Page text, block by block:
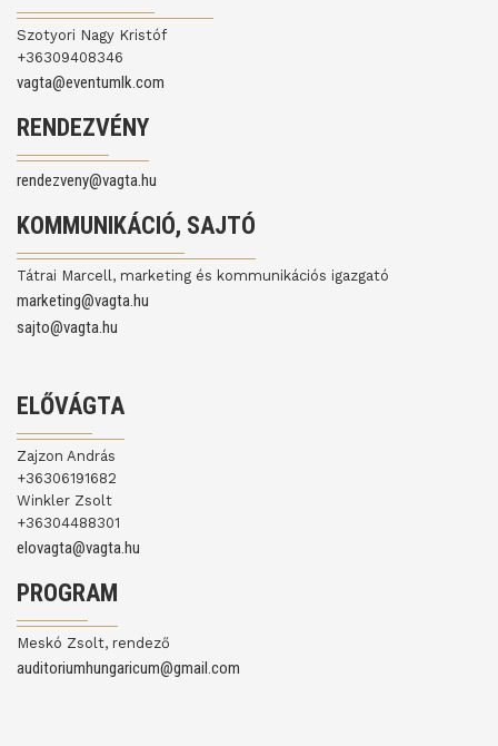
Szotyori Nagy Kristóf
+36309408346
vagta@eventumlk.com
RENDEZVÉNY
rendezveny@vagta.hu
KOMMUNIKÁCIÓ, SAJTÓ
Tátrai Marcell, marketing és kommunikációs igazgató
marketing@vagta.hu
sajto@vagta.hu
ELŐVÁGTA
Zajzon András
+36306191682
Winkler Zsolt
+36304488301
elovagta@vagta.hu
PROGRAM
Meskó Zsolt, rendező
auditoriumhungaricum@gmail.com